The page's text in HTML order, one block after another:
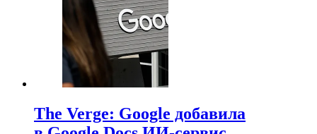
The Verge: Google добавила